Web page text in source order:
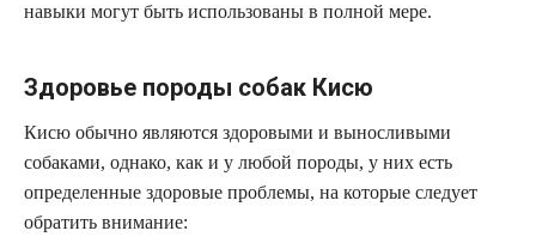
навыки могут быть использованы в полной мере.
Здоровье породы собак Кисю
Кисю обычно являются здоровыми и выносливыми
собаками, однако, как и у любой породы, у них есть
определенные здоровые проблемы, на которые следует
обратить внимание: